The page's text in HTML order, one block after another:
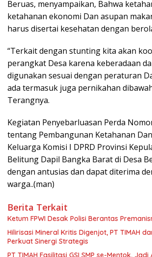
Beruas, menyampaikan, Bahwa
ketahanan ekonomi Dan asupan
harus disertai kesehatan dengan
“Terkait dengan stunting kita akan
perangkat Desa karena keberadaan
digunakan sesuai dengan peraturan
ada termasuk juga pernikahan
Terangnya.
Kegiatan Penyebarluasan Perda
tentang Pembangunan Ketahanan
Keluarga Komisi I DPRD Provinsi
Belitung Dapil Bangka Barat di Desa
dengan antusias dan dapat diterima
warga..(man)
Berita Terkait
Ketum FPWI Desak Polisi Berantas
Hilirisasi Mineral Kritis Digenjot, PT TIMAH
Perkuat Sinergi Strategis
PT TIMAH Fasilitasi GSI SMP se-Mentok,